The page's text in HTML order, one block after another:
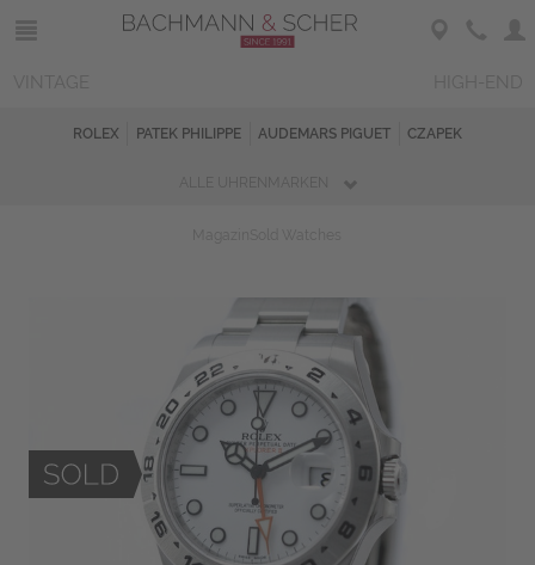
ROLEX PATEK PHILIPPE AUDEMARS PIGUET CZAPEK